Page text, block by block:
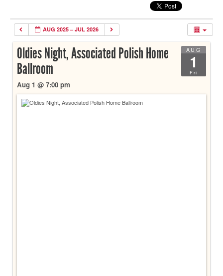
AUG 2025 – JUL 2026
AUG
1
Fri
Oldies Night, Associated Polish Home
Ballroom
Aug 1 @ 7:00 pm